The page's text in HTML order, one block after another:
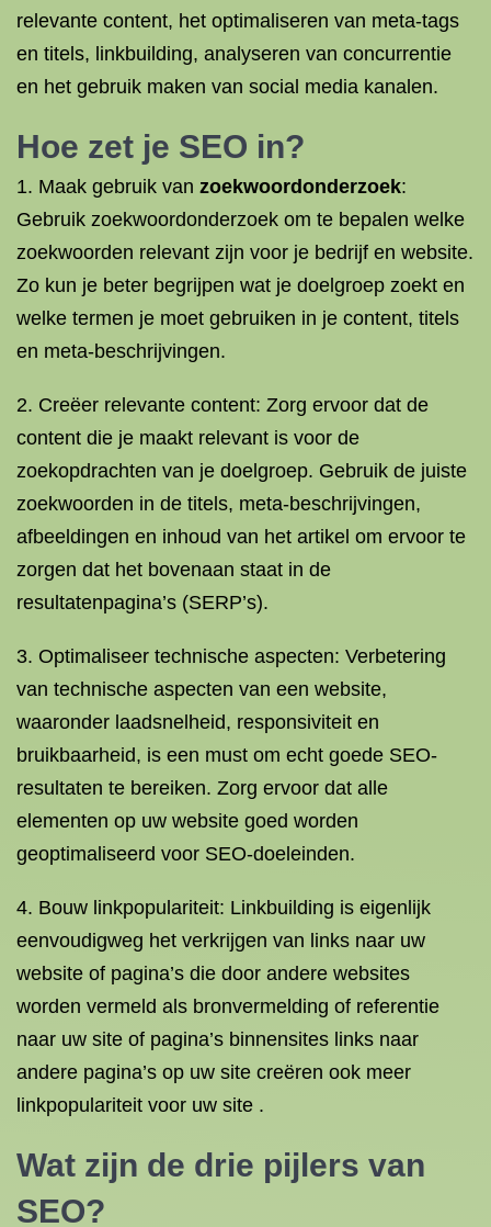
relevante content, het optimaliseren van meta-tags
en titels, linkbuilding, analyseren van concurrentie
en het gebruik maken van social media kanalen.
Hoe zet je SEO in?
1. Maak gebruik van zoekwoordonderzoek:
Gebruik zoekwoordonderzoek om te bepalen welke
zoekwoorden relevant zijn voor je bedrijf en website.
Zo kun je beter begrijpen wat je doelgroep zoekt en
welke termen je moet gebruiken in je content, titels
en meta-beschrijvingen.
2. Creëer relevante content: Zorg ervoor dat de
content die je maakt relevant is voor de
zoekopdrachten van je doelgroep. Gebruik de juiste
zoekwoorden in de titels, meta-beschrijvingen,
afbeeldingen en inhoud van het artikel om ervoor te
zorgen dat het bovenaan staat in de
resultatenpagina’s (SERP’s).
3. Optimaliseer technische aspecten: Verbetering
van technische aspecten van een website,
waaronder laadsnelheid, responsiviteit en
bruikbaarheid, is een must om echt goede SEO-
resultaten te bereiken. Zorg ervoor dat alle
elementen op uw website goed worden
geoptimaliseerd voor SEO-doeleinden.
4. Bouw linkpopulariteit: Linkbuilding is eigenlijk
eenvoudigweg het verkrijgen van links naar uw
website of pagina’s die door andere websites
worden vermeld als bronvermelding of referentie
naar uw site of pagina’s binnensites links naar
andere pagina’s op uw site creëren ook meer
linkpopulariteit voor uw site .
Wat zijn de drie pijlers van
SEO?